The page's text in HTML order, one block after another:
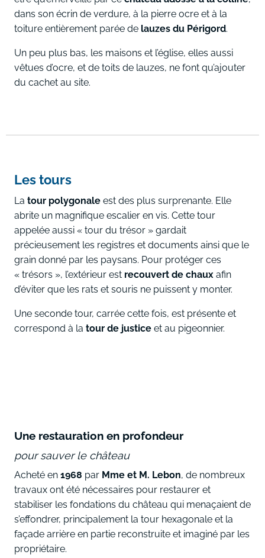
dans son écrin de verdure, à la pierre ocre et à la
toiture entièrement parée de lauzes du Périgord.
Un peu plus bas, les maisons et l’église, elles aussi
vêtues d’ocre, et de toits de lauzes, ne font qu’ajouter
du cachet au site.
Les tours
La tour polygonale est des plus surprenante. Elle
abrite un magnifique escalier en vis. Cette tour
appelée aussi « tour du trésor » gardait
précieusement les registres et documents ainsi que le
grain donné par les paysans. Pour protéger ces
« trésors », l’extérieur est recouvert de chaux afin
d’éviter que les rats et souris ne puissent y monter.
Une seconde tour, carrée cette fois, est présente et
correspond à la tour de justice et au pigeonnier.
Une restauration en profondeur
pour sauver le château
Acheté en 1968 par Mme et M. Lebon, de nombreux
travaux ont été nécessaires pour restaurer et
stabiliser les fondations du château qui menaçaient de
s’effondrer, principalement la tour hexagonale et la
façade arrière en partie reconstruite et imaginé par les
propriétaire.